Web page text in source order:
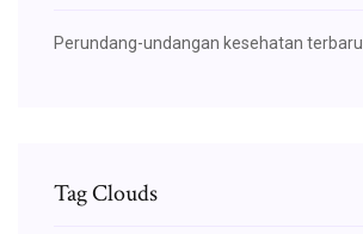
Perundang-undangan kesehatan terbaru
Tag Clouds